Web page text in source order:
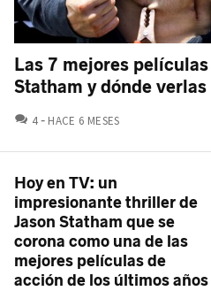
Las 7 mejores
Statham y dónde
4 COMENTARIOS
HACE 6 MESES
Hoy en TV: un
impresionante thriller de
Jason Statham que se
corona como una de las
mejores películas de
acción de los últimos años